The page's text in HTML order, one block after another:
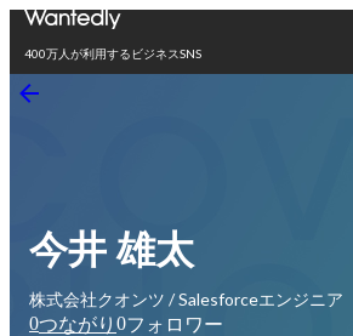
400万人が利用するビジネスSNS
今井 雄太
株式会社クオンツ / Salesforceエンジニア
0つながり 0フォロワー